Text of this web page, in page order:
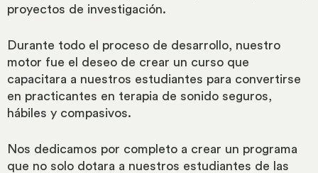
proyectos de investigación.
Durante todo el proceso de desarrollo, nuestro
motor fue el deseo de crear un curso que
capacitara a nuestros estudiantes para convertirse
en practicantes en terapia de sonido seguros,
hábiles y compasivos.
Nos dedicamos por completo a crear un programa
que no solo dotara a nuestros estudiantes de las